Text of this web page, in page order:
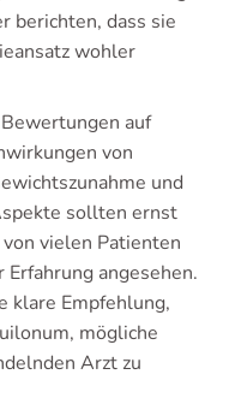
berichten, dass sie
wohler
auf
von
und
sollten ernst
vielen Patienten
angesehen.
klare Empfehlung,
mögliche
Arzt zu